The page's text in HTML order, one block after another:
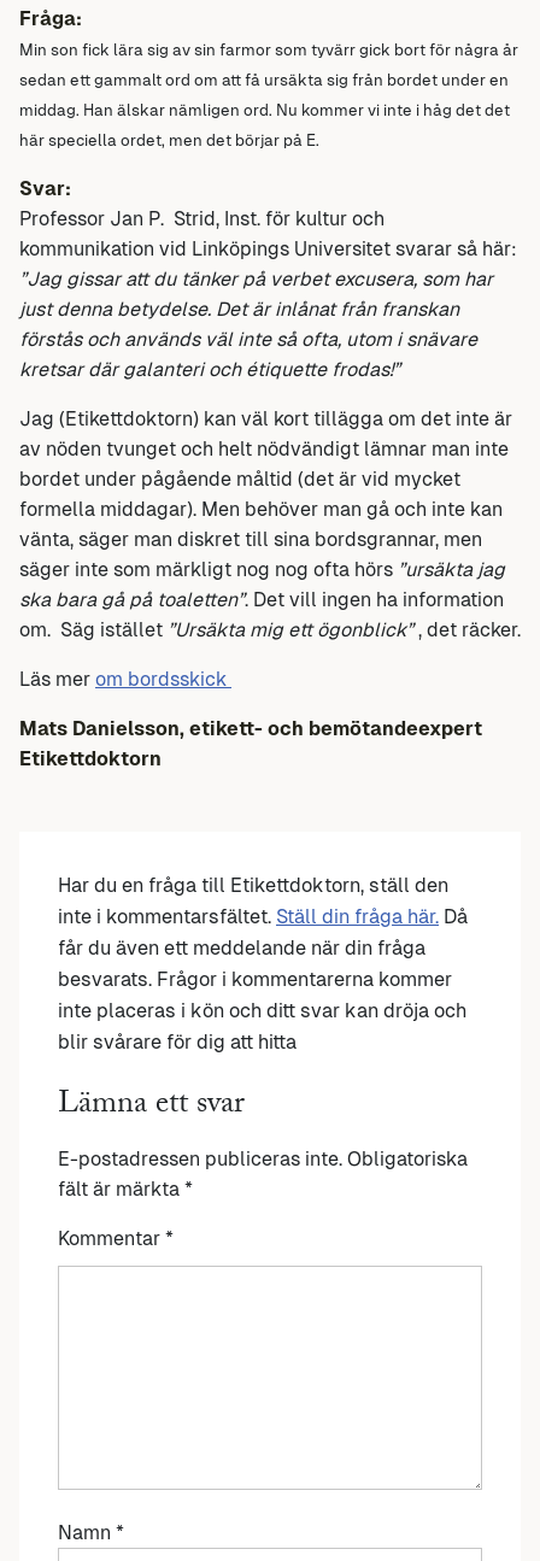
Fråga:
Min son fick lära sig av sin farmor som tyvärr gick bort för några år
sedan ett gammalt ord om att få ursäkta sig från bordet under en
middag. Han älskar nämligen ord. Nu kommer vi inte i håg det det
här speciella ordet, men det börjar på E.
Svar:
Professor Jan P. Strid, Inst. för kultur och
kommunikation vid Linköpings Universitet svarar så här:
”Jag gissar att du tänker på verbet excusera, som har
just denna betydelse. Det är inlånat från franskan
förstås och används väl inte så ofta, utom i snävare
kretsar där galanteri och étiquette frodas!”
Jag (Etikettdoktorn) kan väl kort tillägga om det inte är
av nöden tvunget och helt nödvändigt lämnar man inte
bordet under pågående måltid (det är vid mycket
formella middagar). Men behöver man gå och inte kan
vänta, säger man diskret till sina bordsgrannar, men
säger inte som märkligt nog nog ofta hörs ”ursäkta jag
ska bara gå på toaletten”. Det vill ingen ha information
om. Säg istället ”Ursäkta mig ett ögonblick”, det räcker.
Läs mer om bordsskick
Mats Danielsson, etikett- och bemötandeexpert
Etikettdoktorn
Har du en fråga till Etikettdoktorn, ställ den
inte i kommentarsfältet. Ställ din fråga här. Då
får du även ett meddelande när din fråga
besvarats. Frågor i kommentarerna kommer
inte placeras i kön och ditt svar kan dröja och
blir svårare för dig att hitta
Lämna ett svar
E-postadressen publiceras inte. Obligatoriska
fält är märkta *
Kommentar *
Namn *